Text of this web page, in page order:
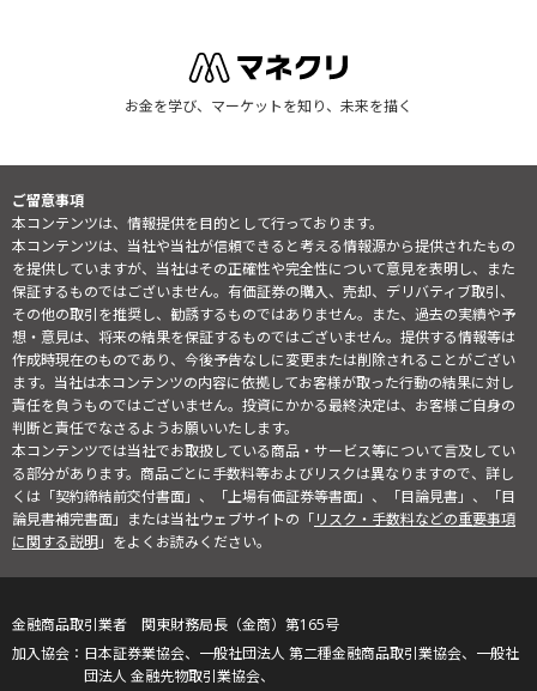
お金を学び、マーケットを知り、未来を描く
ご留意事項
本コンテンツは、情報提供を目的として行っております。
本コンテンツは、当社や当社が信頼できると考える情報源から提供されたもの
を提供していますが、当社はその正確性や完全性について意見を表明し、また
保証するものではございません。有価証券の購入、売却、デリバティブ取引、
その他の取引を推奨し、勧誘するものではありません。また、過去の実績や予
想・意見は、将来の結果を保証するものではございません。提供する情報等は
作成時現在のものであり、今後予告なしに変更または削除されることがござい
ます。当社は本コンテンツの内容に依拠してお客様が取った行動の結果に対し
責任を負うものではございません。投資にかかる最終決定は、お客様ご自身の
判断と責任でなさるようお願いいたします。
本コンテンツでは当社でお取扱している商品・サービス等について言及してい
る部分があります。商品ごとに手数料等およびリスクは異なりますので、詳し
くは「契約締結前交付書面」、「上場有価証券等書面」、「目論見書」、「目
論見書補完書面」または当社ウェブサイトの「リスク・手数料などの重要事項
に関する説明」をよくお読みください。
金融商品取引業者 関東財務局長（金商）第165号
日本証券業協会、一般社団法人 第二種金融商品取引業協会、一般社
団法人 金融先物取引業協会、